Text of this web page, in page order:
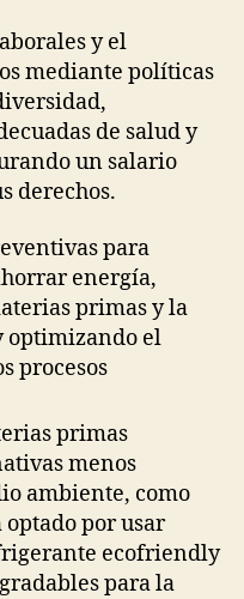
y el
mediante políticas
de salud y
un salario
derechos.
para
energía,
primas y la
optimizando el
procesos
primas
menos
ambiente, como
optado por usar
ecofriendly
para la